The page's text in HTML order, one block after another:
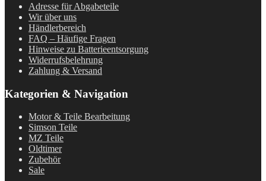
Adresse für Abgabeteile
Wir über uns
Händlerbereich
FAQ – Häufige Fragen
Hinweise zu Batterieentsorgung
Widerrufsbelehrung
Zahlung & Versand
Kategorien & Navigation
Motor & Teile Bearbeitung
Simson Teile
MZ Teile
Oldtimer
Zubehör
Sale